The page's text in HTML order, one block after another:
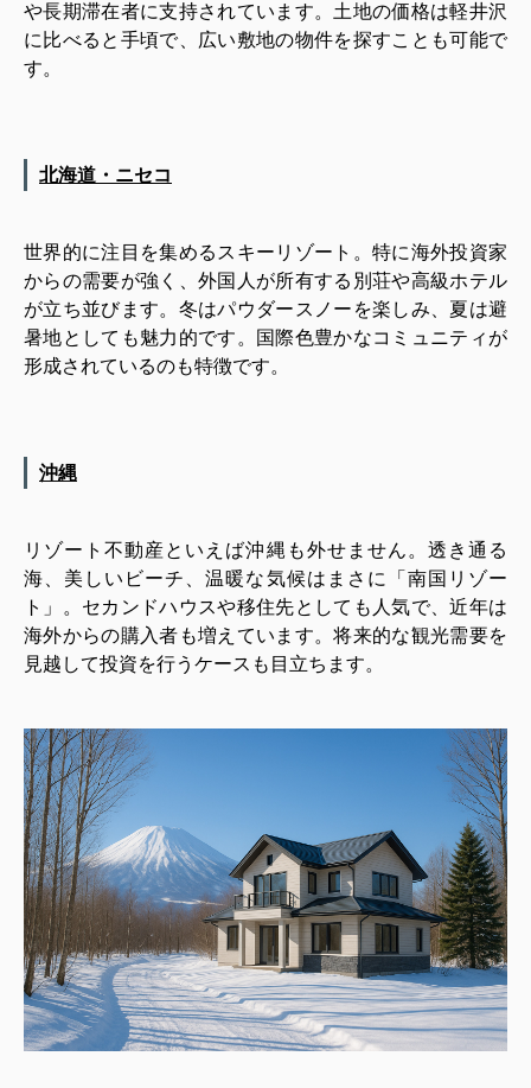
や長期滞在者に支持されています。土地の価格は軽井沢
に比べると手頃で、広い敷地の物件を探すことも可能で
す。
北海道・ニセコ
世界的に注目を集めるスキーリゾート。特に海外投資家
からの需要が強く、外国人が所有する別荘や高級ホテル
が立ち並びます。冬はパウダースノーを楽しみ、夏は避
暑地としても魅力的です。国際色豊かなコミュニティが
形成されているのも特徴です。
沖縄
リゾート不動産といえば沖縄も外せません。透き通る
海、美しいビーチ、温暖な気候はまさに「南国リゾー
ト」。セカンドハウスや移住先としても人気で、近年は
海外からの購入者も増えています。将来的な観光需要を
見越して投資を行うケースも目立ちます。